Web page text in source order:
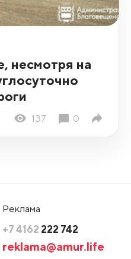
несмотря на
137 0
Реклама
+7 4162 222 742
reklama@amur.life